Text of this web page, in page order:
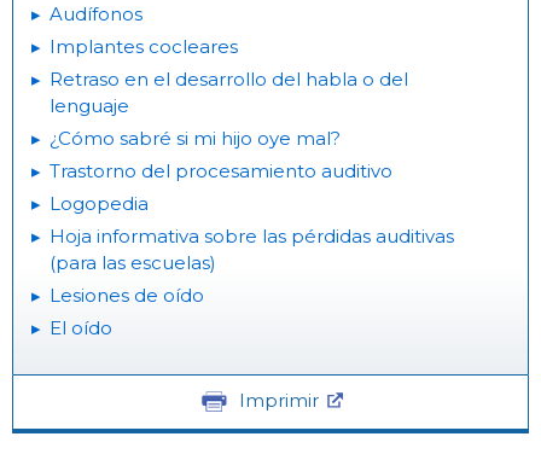
Audífonos
Implantes cocleares
Retraso en el desarrollo del habla o del
lenguaje
¿Cómo sabré si mi hijo oye mal?
Trastorno del procesamiento auditivo
Logopedia
Hoja informativa sobre las pérdidas auditivas
(para las escuelas)
Lesiones de oído
El oído
Imprimir